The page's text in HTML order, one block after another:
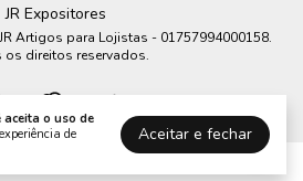
aceita o uso de
de
Aceitar e fechar
JR Expositores
Artigos para Lojistas - 01757994000158.
os direitos reservados.